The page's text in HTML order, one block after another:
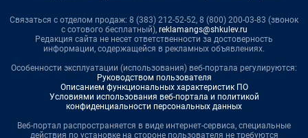
Связаться с отделом продаж: 8 (383) 212-52-52, 8 (800) 200-03-83 (звонок
с сотового бесплатный), reklamangs@shkulev.ru
Редакция сайта не несет ответственности за достоверность
информации, содержащейся в рекламных объявлениях.
Особенности эксплуатации (использования) веб-портала регулируются:
Руководством пользователя
Описанием функциональных характеристик ПО
Условиями использования веб-портала и политикой
конфиденциальности персональных данных
Веб-портал распространяется в виде интернет-сервиса, специальные
действия по установке на стороне пользователя не требуются